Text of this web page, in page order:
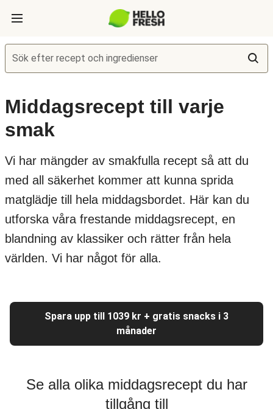
Sök efter recept och ingredienser
Middagsrecept till varje
smak
Vi har mängder av smakfulla recept så att du
med all säkerhet kommer att kunna sprida
matglädje till hela middagsbordet. Här kan du
utforska våra frestande middagsrecept, en
blandning av klassiker och rätter från hela
världen. Vi har något för alla.
Spara upp till 1039 kr + gratis snacks i 3
månader
Se alla olika middagsrecept du har
tillgång till